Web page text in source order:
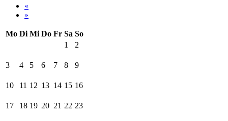
«
»
Mo Di Mi Do Fr Sa So
1
2
3 4 5 6 7 8 9
10 11 12 13 14 15 16
17 18 19 20 21 22 23